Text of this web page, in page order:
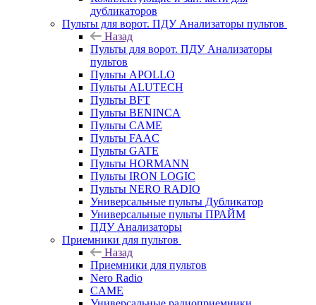
дубликаторов
Пульты для ворот. ПДУ Анализаторы пультов
Назад
Пульты для ворот. ПДУ Анализаторы
пультов
Пульты APOLLO
Пульты ALUTECH
Пульты BFT
Пульты BENINCA
Пульты CAME
Пульты FAAC
Пульты GATE
Пульты HORMANN
Пульты IRON LOGIC
Пульты NERO RADIO
Универсальные пульты Дубликатор
Универсальные пульты ПРАЙМ
ПДУ Анализаторы
Приемники для пультов
Назад
Приемники для пультов
Nero Radio
CAME